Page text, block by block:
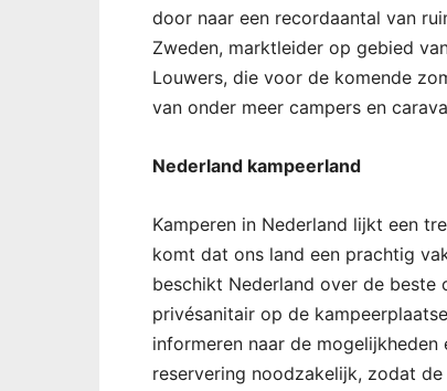
door naar een recordaantal van
Zweden, marktleider op gebied
Louwers, die voor de komende
van onder meer campers en
Nederland kampeerland
Kamperen in Nederland lijkt een
komt dat ons land een prachtig
beschikt Nederland over de beste
privésanitair op de
informeren naar de
reservering noodzakelijk, zodat